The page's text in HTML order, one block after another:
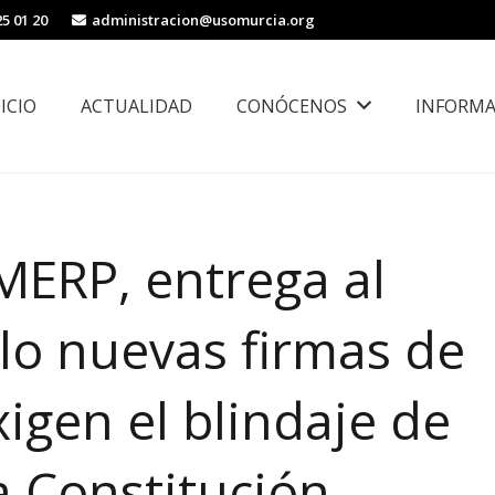
01 20 administracion@usomurcia.org
ACTUALIDAD CONÓCENOS
entrega al
nuevas firmas de
el blindaje de